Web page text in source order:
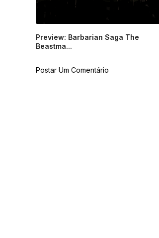
Preview: Barbarian Saga The
Beastma...
Postar Um Comentário